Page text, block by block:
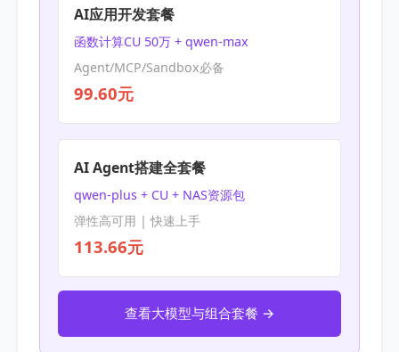
AI应用开发套餐
函数计算CU 50万 + qwen-max
Agent/MCP/Sandbox必备
99.60元
AI Agent搭建全套餐
qwen-plus + CU + NAS资源包
弹性高可用 | 快速上手
113.66元
查看大模型与组合套餐 →